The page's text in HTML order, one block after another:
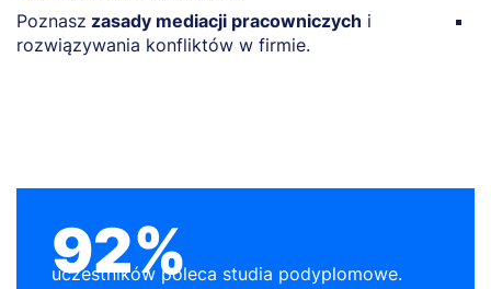
Poznasz zasady mediacji pracowniczych i
rozwiązywania konfliktów w firmie.
92%
uczestników poleca studia podyplomowe.